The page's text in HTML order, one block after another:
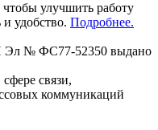
улучшить работу
удобство. Подробнее.
Эл № ФС77-52350 выдано
связи,
коммуникаций